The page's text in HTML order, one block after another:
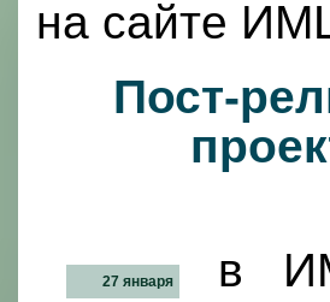
на сайте
Пост-
27 января
в